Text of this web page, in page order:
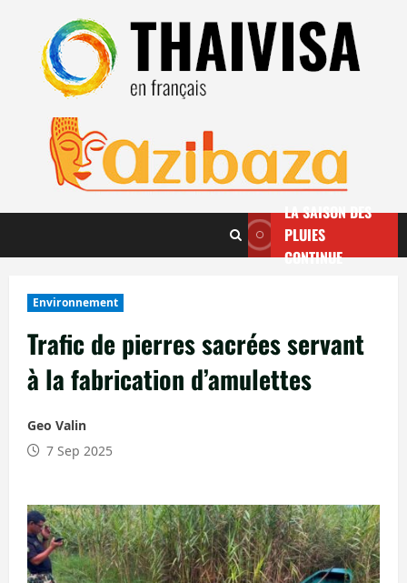
contenu
LA SAISON DES
PLUIES
CONTINUE
Environnement
Trafic de pierres sacrées servant
à la fabrication d’amulettes
Geo Valin
7 Sep 2025